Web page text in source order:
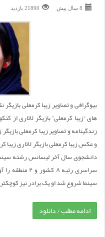
8 سال پیش
21890 بازديد
بیوگرافی و تصاویر زیبا کرمعلی
های “زیبا کرمعلی” بازیگر لاتاری از
زندگینامه و تصاویر زیبا کرمعلی
دانشجوی سال آخر لیسانس رشته
سراسری رتبه ۸
سینما شروع شد او یک برادر نیز
ادامه مطلب / دانلود